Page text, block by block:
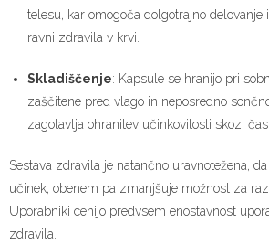
telesu, kar omogoča dolgotrajno delovanje
ravni zdravila v krvi.
Skladiščenje: Kapsule se hranijo pri
zaščitene pred vlago in neposredno
zagotavlja ohranitev učinkovitosti skozi čas.
Sestava zdravila je natančno uravnotežena,
učinek, obenem pa zmanjšuje možnost za
Uporabniki cenijo predvsem enostavnost
zdravila.